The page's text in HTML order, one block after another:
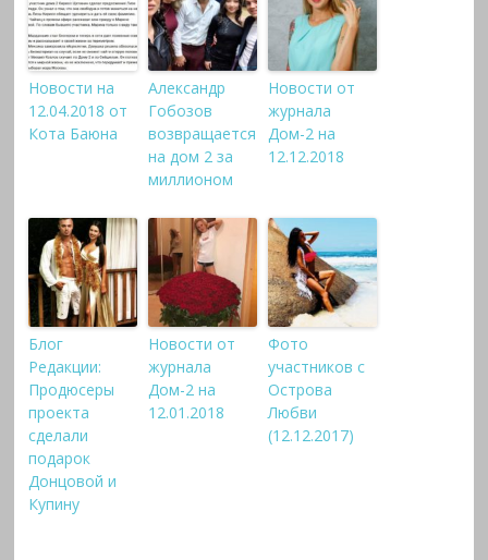
Новости на
12.04.2018 от
Кота Баюна
Александр
Гобозов
возвращается
на дом 2 за
миллионом
Новости от
журнала
Дом-2 на
12.12.2018
Блог
Редакции:
Продюсеры
проекта
сделали
подарок
Донцовой и
Купину
Новости от
журнала
Дом-2 на
12.01.2018
Фото
участников с
Острова
Любви
(12.12.2017)